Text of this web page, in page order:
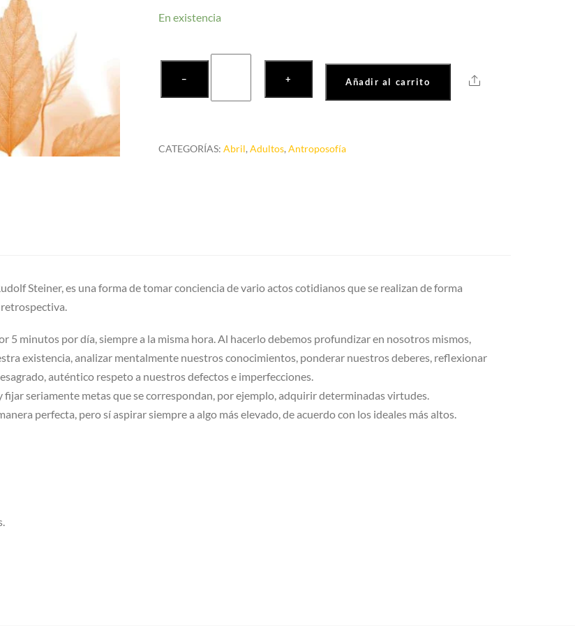
En existencia
−
para
+ Añadir al carrito Share
CATEGORÍAS:Abril,Adultos,Antroposofía
Steiner, es una forma de tomar conciencia de vario actos cotidianos que se realizan de forma
5 minutos por día, siempre a la misma hora. Al hacerlo debemos profundizar en nosotros mismos,
existencia, analizar mentalmente nuestros conocimientos, ponderar nuestros deberes, reflexionar
auténtico respeto a nuestros defectos e imperfecciones.
seriamente metas que se correspondan, por ejemplo, adquirir determinadas virtudes.
perfecta, pero sí aspirar siempre a algo más elevado, de acuerdo con los ideales más altos.